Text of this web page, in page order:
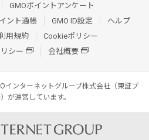
GMOポイントアンケート
ント通帳 GMO ID設定
ヘルプ
用規約
Cookieポリシー
シー
会社概要
インターネットグループ株式会社（東証プ
が運営しています。